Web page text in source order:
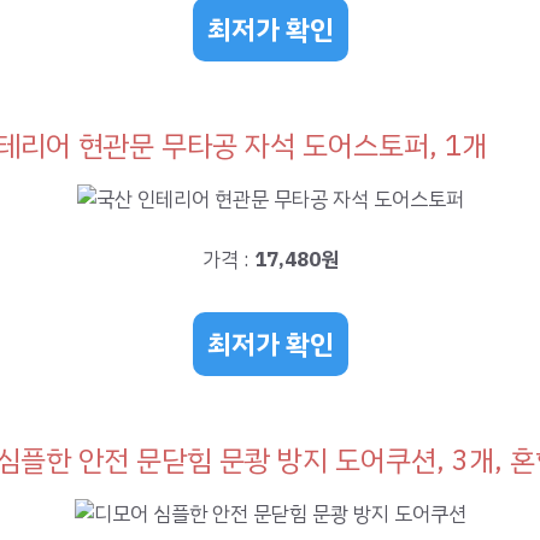
최저가 확인
리어 현관문 무타공 자석 도어스토퍼, 1개
가격 : 17,480원
최저가 확인
플한 안전 문닫힘 문쾅 방지 도어쿠션, 3개,